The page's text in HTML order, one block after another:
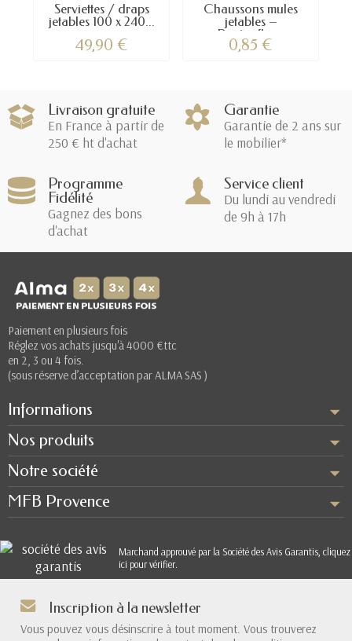
Serviettes / draps
jetables 100 x 240...
49,90 €
Chaussons mules
jetables –
Pantoufles...
0,85 €
Livraison gratuite
En France à partir de
250 € ht d'achat
Garantie
Garantie de 2 ans sur
le mobilier*
Programme
Fidélité
Gagnez des bons
d'achat
Service client
Du lundi au vendredi
de 9h à 17h
Paiement en plusieurs fois
Réglez vos achats jusqu'à 4000 €ttc
en 2, 3 ou 4 fois.
(sous réserve d’acceptation par ALMA SAS )
Informations
Nos produits
Notre société
MFB Provence
Marchand approuvé par la Société des Avis Garantis, cliquez
ici pour vérifier.
Inscription à la newsletter
Vous pouvez vous désinscrire à tout moment. Vous trouverez